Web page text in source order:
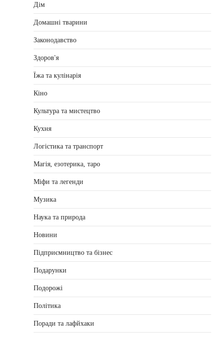
Дім
Домашні тварини
Законодавство
Здоров'я
Їжа та кулінарія
Кіно
Культура та мистецтво
Кухня
Логістика та транспорт
Магія, езотерика, таро
Міфи та легенди
Музика
Наука та природа
Новини
Підприємництво та бізнес
Подарунки
Подорожі
Політика
Поради та лафйхаки